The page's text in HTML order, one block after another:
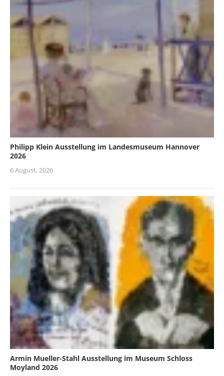
Philipp Klein Ausstellung im Landesmuseum Hannover
2026
6 August, 2026
Armin Mueller-Stahl Ausstellung im Museum Schloss
Moyland 2026